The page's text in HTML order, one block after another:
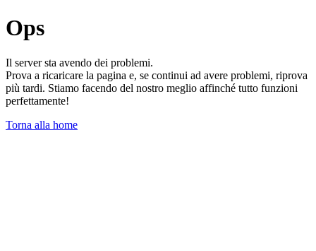
Ops
Il server sta avendo dei problemi.
Prova a ricaricare la pagina e, se continui ad avere problemi, riprova
più tardi. Stiamo facendo del nostro meglio affinché tutto funzioni
perfettamente!
Torna alla home